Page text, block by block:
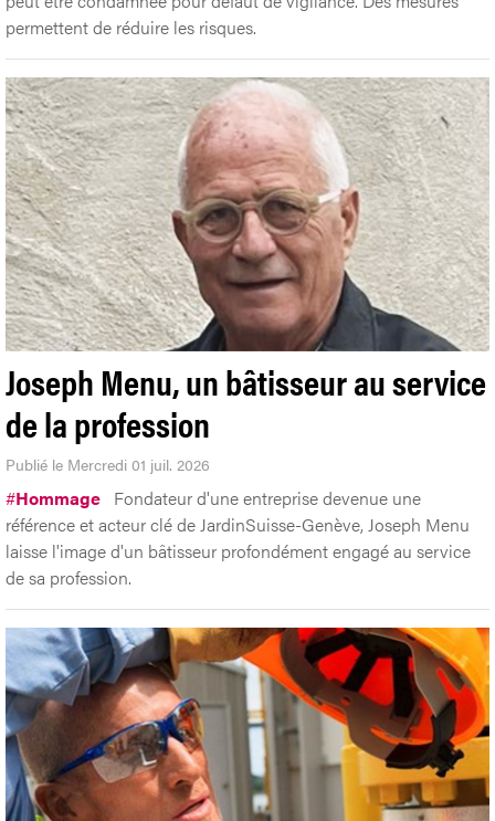
Publié le Mardi 30 juin 2026
peut être condamnée pour défaut de vigilance. Des mesures
permettent de réduire les risques.
Joseph Menu, un bâtisseur au service
de la profession
Publié le Mercredi 01 juil. 2026
#Hommage Fondateur d'une entreprise devenue une
laisse l'image d'un bâtisseur profondément engagé au service
de sa profession.